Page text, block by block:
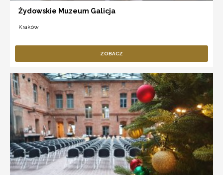
Żydowskie Muzeum Galicja
Kraków
ZOBACZ